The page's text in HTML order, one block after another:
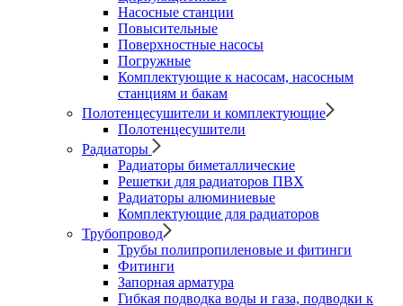
Насосные станции
Повысительные
Поверхностные насосы
Погружные
Комплектующие к насосам, насосным
станциям и бакам
Полотенцесушители и комплектующие
Полотенцесушители
Радиаторы
Радиаторы биметаллические
Решетки для радиаторов ПВХ
Радиаторы алюминиевые
Комплектующие для радиаторов
Трубопровод
Трубы полипропиленовые и фитинги
Фитинги
Запорная арматура
Гибкая подводка воды и газа, подводки к